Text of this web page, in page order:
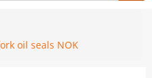
oil seals NOK